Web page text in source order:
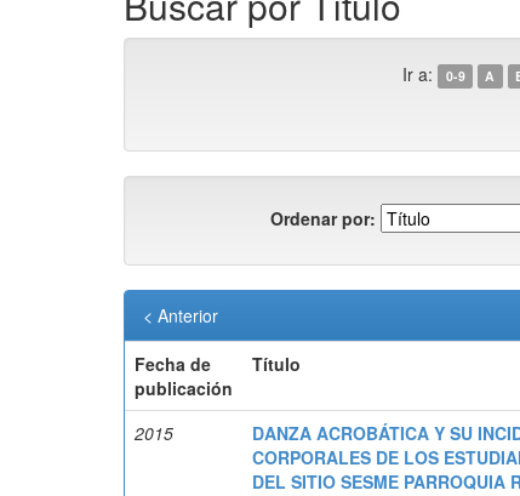
Ir a: 0-9 A
Ordenar por:
< Anterior
Fecha de
publicación
Título
2015
DANZA ACROBÁTICA Y SU
CORPORALES DE LOS
DEL SITIO SESME PARROQUIA